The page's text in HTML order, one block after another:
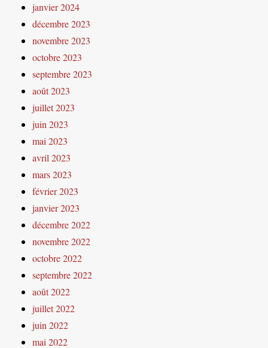
janvier 2024
décembre 2023
novembre 2023
octobre 2023
septembre 2023
août 2023
juillet 2023
juin 2023
mai 2023
avril 2023
mars 2023
février 2023
janvier 2023
décembre 2022
novembre 2022
octobre 2022
septembre 2022
août 2022
juillet 2022
juin 2022
mai 2022